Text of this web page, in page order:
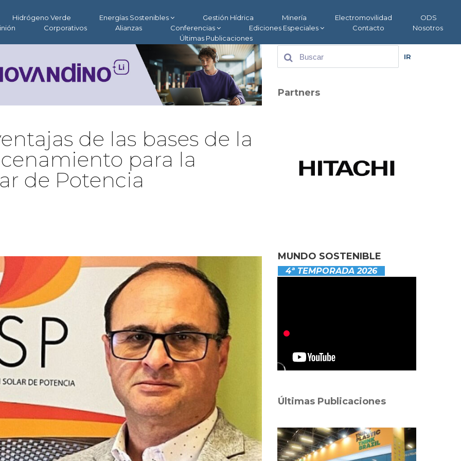
Hidrógeno Verde Energías Sostenibles Gestión Hídrica Minería Electromovilidad
ODS
Corporativos Alianzas Conferencias Ediciones Especiales Contacto
Nosotros
Últimas Publicaciones
de las bases de la
para la
de Potencia
IR
Partners
MUNDO SOSTENIBLE
4ª TEMPORADA 2026
Últimas Publicaciones